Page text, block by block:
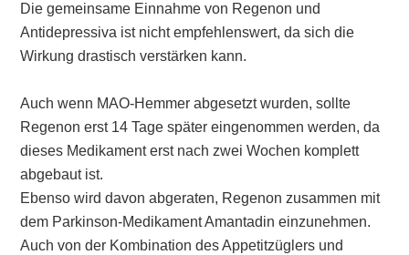
Die gemeinsame Einnahme von Regenon und
Antidepressiva ist nicht empfehlenswert, da sich die
Wirkung drastisch verstärken kann.
Auch wenn MAO-Hemmer abgesetzt wurden, sollte
Regenon erst 14 Tage später eingenommen werden, da
dieses Medikament erst nach zwei Wochen komplett
abgebaut ist.
Ebenso wird davon abgeraten, Regenon zusammen mit
dem Parkinson-Medikament Amantadin einzunehmen.
Auch von der Kombination des Appetitzüglers und